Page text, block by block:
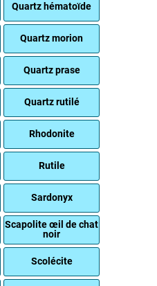
Quartz hématoïde
Quartz morion
Quartz prase
Quartz rutilé
Rhodonite
Rutile
Sardonyx
Scapolite œil de chat
noir
Scolécite